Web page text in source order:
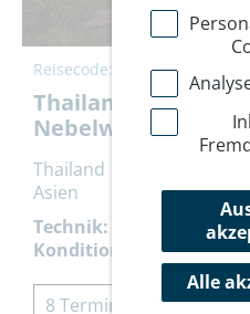
Reisecode: THWAN
Thailand: Doi
Nebelwälder
Thailand
Asien
Technik:
Kondition:
8 Termine à 14 Tage
Alle